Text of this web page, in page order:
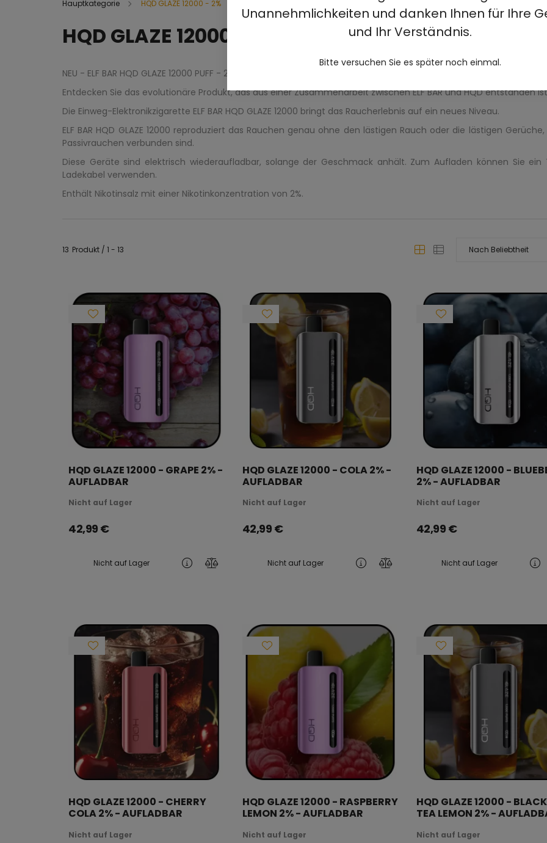
Unannehmlichkeiten und danken Ihnen für Ihre
und Ihr Verständnis.
Bitte versuchen Sie es später noch einmal.
Hauptkategorie HQD GLAZE 12000 - 2%
HQD GLAZE 12000 - 2%
NEU - ELF BAR HQD GLAZE 12000 PUFF - 2% - WIEDERAUFLADBAR - IST BEREIT ZUR BESTELLUNG!
Entdecken Sie das evolutionäre Produkt, das aus einer Zusammenarbeit zwischen ELF BAR und HQD entstanden
Die Einweg-Elektronikzigarette ELF BAR HQD GLAZE 12000 bringt das Raucherlebnis auf ein neues Niveau.
ELF BAR HQD GLAZE 12000 reproduziert das Rauchen genau ohne den lästigen Rauch oder die lästigen
Passivrauchen verbunden sind.
Diese Geräte sind elektrisch wiederaufladbar, solange der Geschmack anhält. Zum Aufladen können Sie
Ladekabel verwenden.
Enthält Nikotinsalz mit einer Nikotinkonzentration von 2%.
13 Produkt 1 13
HQD GLAZE 12000 - GRAPE 2% -
AUFLADBAR
Nicht auf Lager
42,99 €
Nicht auf Lager
HQD GLAZE 12000 - COLA 2% -
AUFLADBAR
Nicht auf Lager
42,99 €
Nicht auf Lager
HQD GLAZE 12000 -
2% - AUFLADBAR
Nicht auf Lager
42,99 €
Nicht auf Lager
HQD GLAZE 12000 - CHERRY
COLA 2% - AUFLADBAR
Nicht auf Lager
HQD GLAZE 12000 - RASPBERRY
LEMON 2% - AUFLADBAR
Nicht auf Lager
HQD GLAZE 12000 -
TEA LEMON 2% -
Nicht auf Lager